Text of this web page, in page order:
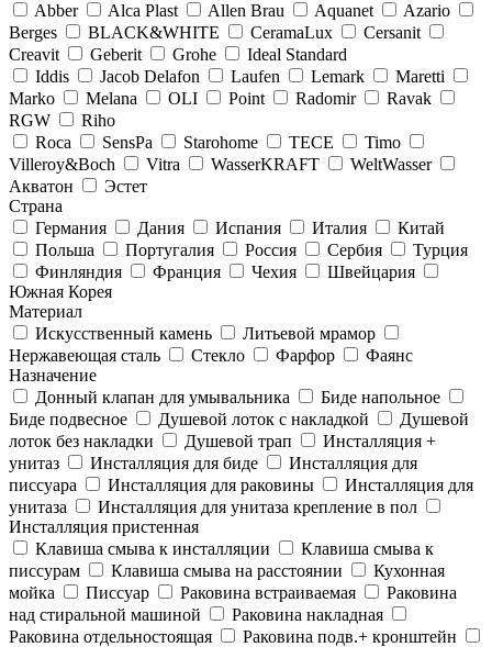
Abber
Alca Plast Allen Brau Aquanet
Azario
Berges
BLACK&WHITE CeramaLux
Cersanit
Creavit
Geberit Grohe
Ideal Standard
Iddis
Jacob Delafon Laufen Lemark
Maretti
Marko
Melana OLI Point Radomir
Ravak
RGW
Riho
Roca
SensPa Starohome TECE
Timo
Villeroy&Boсh
Vitra WasserKRAFT
WeltWasser
Акватон
Эстет
Страна
Германия
Дания Испания Италия
Китай
Польша
Португалия Россия Сербия
Турция
Финляндия
Франция Чехия
Швейцария
Южная Корея
Материал
Искусственный камень
Литьевой мрамор
Нержавеющая сталь
Стекло Фарфор
Фаянс
Назначение
Донный клапан для умывальника
Биде напольное
Биде подвесное
Душевой лоток с накладкой
Душевой
лоток без накладки
Душевой трап
Инсталляция +
унитаз
Инсталляция для биде
Инсталляция для
писсуара
Инсталляция для раковины
Инсталляция для
унитаза
Инсталляция для унитаза крепление в пол
Инсталляция пристенная
Клавиша смыва к инсталляции
Клавиша смыва к
писсурам
Клавиша смыва на расстоянии
Кухонная
мойка
Писсуар Раковина встраиваемая
Раковина
над стиральной машиной
Раковина накладная
Раковина отдельностоящая
Раковина подв.+ кронштейн